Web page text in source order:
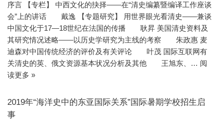
序言 【专栏】 中西文化的抉择——在“清史编纂暨编译工作座谈
会”上的讲话 戴逸 【专题研究】 用世界眼光看清史——兼谈
中国文化于17—18世纪在法国的传播 耿昇 美国清史资料及
其研究情况述略——以历史学研究为主线的考察 朱政惠 麦
迪森对中国传统经济的评价及有关评论 叶茂 国际互联网有
关清史的英、俄文资源基本状况分析及其他 王旭东、… 阅
读更多 »
2019年“海洋史中的东亚国际关系”国际暑期学校招生启
事